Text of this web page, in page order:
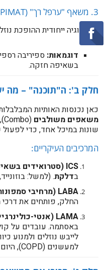
3. משאף "ערפל רך" (SOFT MIST – RESPIMAT)
טכנולוגיה ייחודית ההופכת
לאט.
דוגמאות: ספיריבה
בשאיפה חזקה.
חלק ב': ה"תוכנה" – מה
כאן נכנסות האותיות
משאפים משולבים
שונות במיכל אחד, כדי
המרכיבים העיקריים:
ICS (סטרואידים בשאיפה):
בדלקת. (למשל:
LABA (מרחיבי סמפונות ארוכי טווח):
החלק, פותחים את דרכי האוויר
LAMA (אנטי-כולינרגיים ארוכי טווח):
באסתמה. עובדים על
לייבש נוזלים ולמנוע
למעשנים (COPD), היום מאושרים גם לאסתמה קשה.